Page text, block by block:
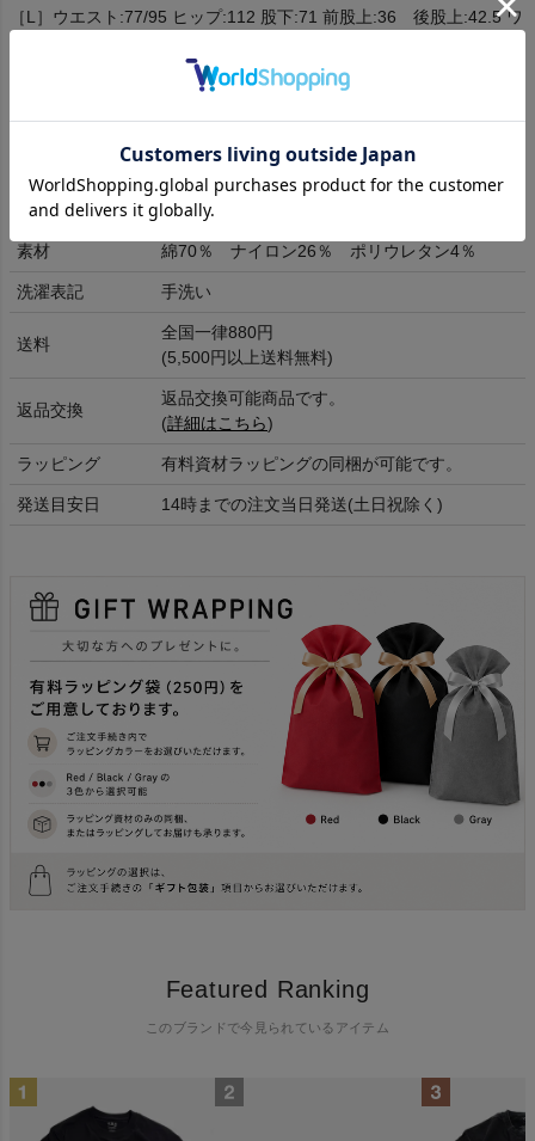
［L］ウエスト:77/95 ヒップ:112 股下:71 前股上:36 後股上:42.5 ワ
［XL］ウエスト:82/100 ヒップ:117 股下:72 前股上:37 後股上:43.5
[cm]
商品詳細
素材 綿70％ ナイロン26％ ポリウレタン4％
洗濯表記 手洗い
送料
全国一律880円
(5,500円以上送料無料)
返品交換
返品交換可能商品です。
(詳細はこちら)
ラッピング 有料資材ラッピングの同梱が可能です。
発送目安日 14時までの注文当日発送(土日祝除く)
Featured Ranking
このブランドで今見られているアイテム